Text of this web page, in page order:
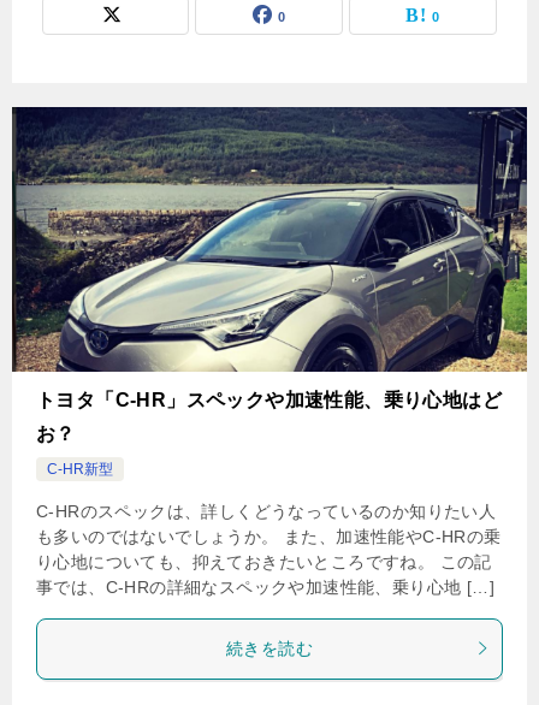
0 0
トヨタ「C-HR」スペックや加速性能、乗り心地はど
お？
C-HR新型
C-HRのスペックは、詳しくどうなっているのか知りたい人
も多いのではないでしょうか。 また、加速性能やC-HRの乗
り心地についても、抑えておきたいところですね。 この記
事では、C-HRの詳細なスペックや加速性能、乗り心地 […]
続きを読む